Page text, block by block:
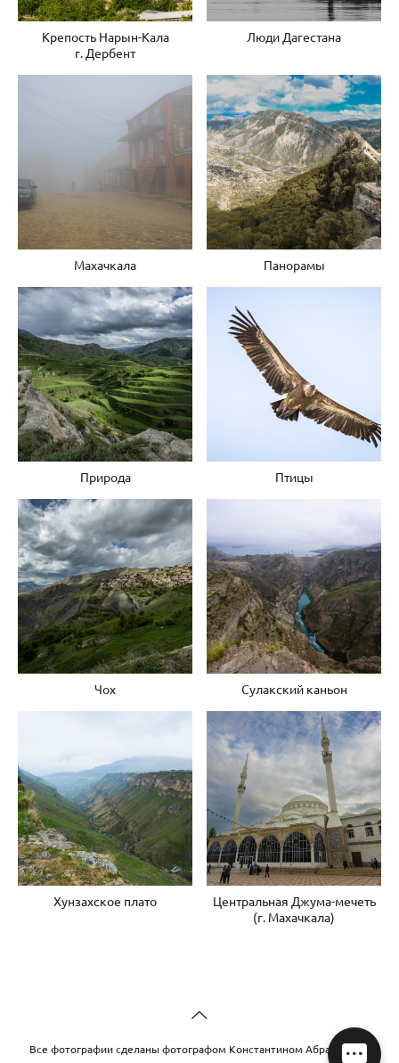
Крепость Нарын-Кала
г. Дербент
Люди Дагестана
Махачкала Панорамы
Природа Птицы
Чох Сулакский каньон
Хунзахское плато
Центральная Джума-мечеть
(г. Махачкала)
Все фотографии сделаны фотографом Константином Абрамовым